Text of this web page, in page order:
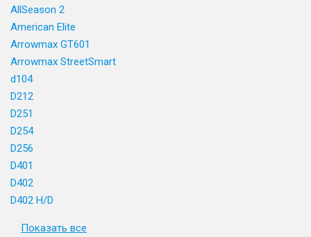
AllSeason 2
American Elite
Arrowmax GT601
Arrowmax StreetSmart
d104
D212
D251
D254
D256
D401
D402
D402 H/D
Показать все